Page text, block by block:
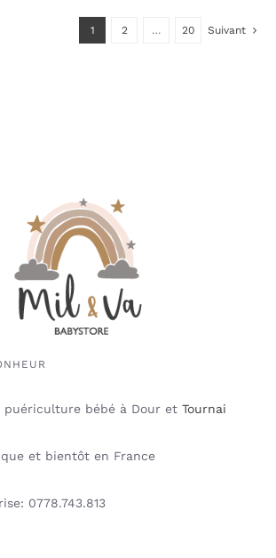
1 2 … 20 Suivant
puériculture bébé à Dour et Tournai
et bientôt en France
0778.743.813